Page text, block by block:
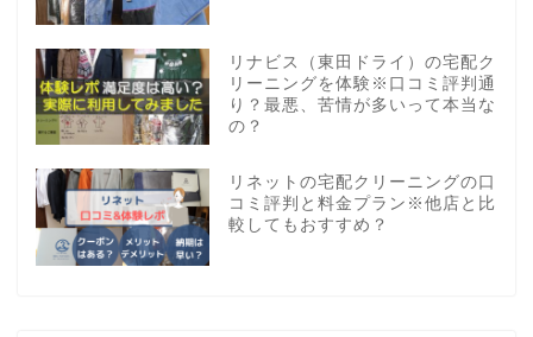
リナビス（東田ドライ）の宅配ク
リーニングを体験※口コミ評判通
り？最悪、苦情が多いって本当な
の？
リネットの宅配クリーニングの口
コミ評判と料金プラン※他店と比
較してもおすすめ？